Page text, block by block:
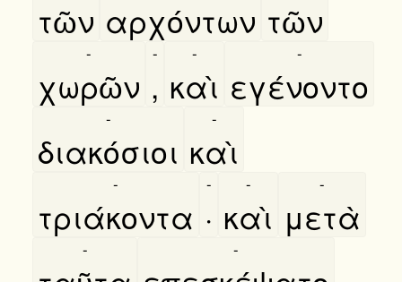
τῶν αρχόντων τῶν
χωρῶν
-
,
-
καὶ
-
εγένοντο
-
διακόσιοι
-
καὶ
-
τριάκοντα
-
·
-
καὶ
-
μετὰ
-
- -